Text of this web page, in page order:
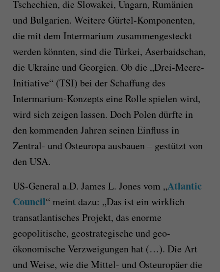
Tschechien, die Slowakei, Ungarn, Rumänien
und Bulgarien. Weitere Gürtel-Komponenten,
die mit dem Intermarium zusammengesteckt
werden könnten, sind die Türkei, Aserbaidschan,
die Ukraine und Georgien. Ob die „Drei-Meere-
Initiative“ (TSI) bei der Schaffung des
Intermarium-Konzepts eine Rolle spielen wird,
wird sich zeigen lassen. Doch Polen dürfte in
den kommenden Jahren seinen Einfluss in
Zentral- und Osteuropa ausbauen – gestützt von
den USA.
US-General a.D. James L. Jones vom „Atlantic
Council“ meint dazu: „Das ist ein wirklich
transatlantisches Projekt, das enorme
geopolitische, geostrategische und geo-
ökonomische Verzweigungen hat (…). Die Art
und Weise, wie die Mittel- und Osteuropäer die